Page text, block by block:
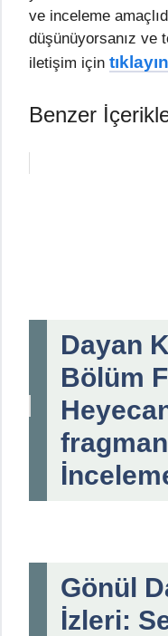
ve inceleme
düşünüyorsanız ve
iletişim için tıklayın
Benzer
Dayan
Bölüm
Gönül
İzleri: